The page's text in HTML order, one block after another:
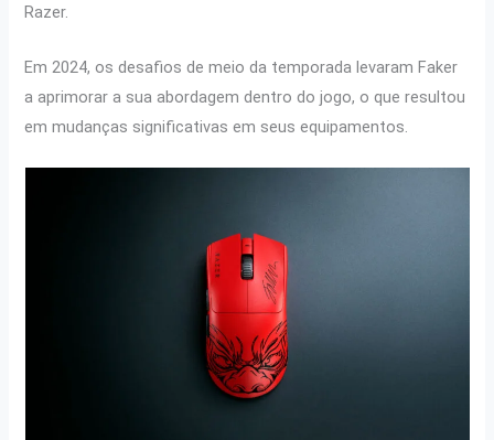
Razer.
Em 2024, os desafios de meio da temporada levaram Faker
a aprimorar a sua abordagem dentro do jogo, o que resultou
em mudanças significativas em seus equipamentos.